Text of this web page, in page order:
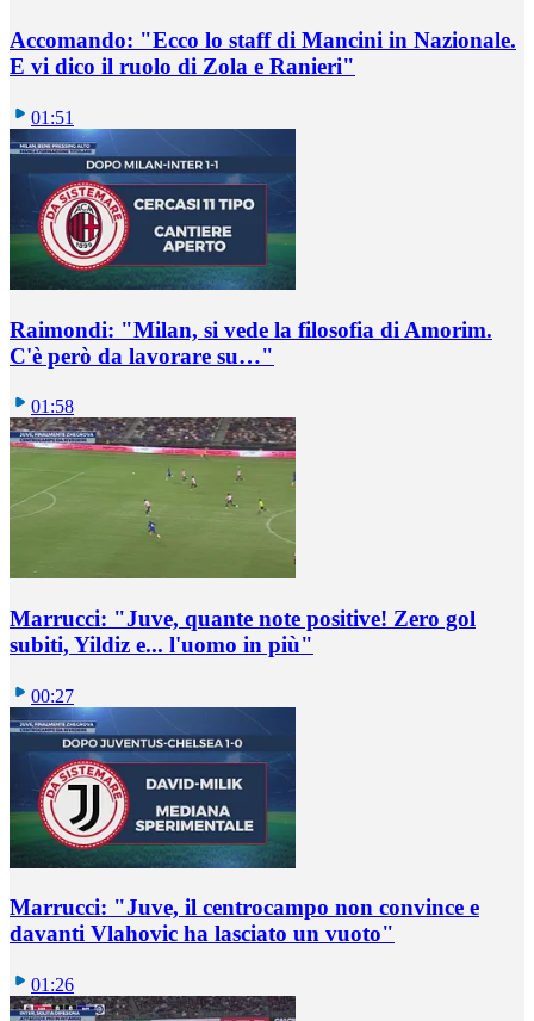
Accomando: "Ecco lo staff di Mancini in Nazionale.
E vi dico il ruolo di Zola e Ranieri"
01:51
Raimondi: "Milan, si vede la filosofia di Amorim.
C'è però da lavorare su…"
01:58
Marrucci: "Juve, quante note positive! Zero gol
subiti, Yildiz e... l'uomo in più"
00:27
Marrucci: "Juve, il centrocampo non convince e
davanti Vlahovic ha lasciato un vuoto"
01:26